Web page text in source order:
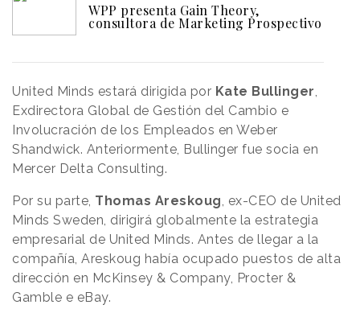
WPP presenta Gain Theory,
consultora de Marketing Prospectivo
United Minds estará dirigida por Kate Bullinger,
Exdirectora Global de Gestión del Cambio e
Involucración de los Empleados en Weber
Shandwick. Anteriormente, Bullinger fue socia en
Mercer Delta Consulting.
Por su parte, Thomas Areskoug, ex-CEO de United
Minds Sweden, dirigirá globalmente la estrategia
empresarial de United Minds. Antes de llegar a la
compañía, Areskoug había ocupado puestos de alta
dirección en McKinsey & Company, Procter &
Gamble e eBay.